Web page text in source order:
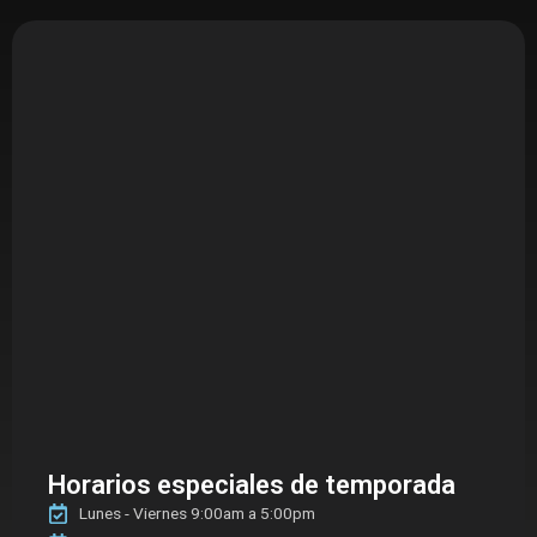
Horarios especiales de temporada
Lunes - Viernes 9:00am a 5:00pm